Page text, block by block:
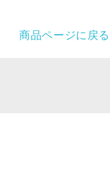
商品ページに戻る